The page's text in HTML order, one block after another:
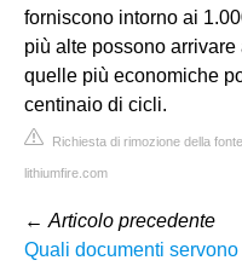
forniscono intorno ai
più alte possono
quelle più economiche
centinaio di cicli.
Richiesta di rimozione della fonte
lithiumfire.com
← Articolo precedente
Quali documenti servono